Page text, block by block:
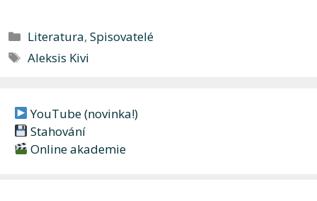
Rubriky
Literatura,Spisovatelé
Štítky
Aleksis Kivi
YouTube (novinka!)
Stahování
Online akademie